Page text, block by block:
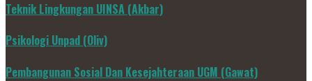
Teknik Lingkungan UINSA (Akbar)
Psikologi Unpad (Oliv)
Pembangunan Sosial Dan Kesejahteraan UGM (Gawat)